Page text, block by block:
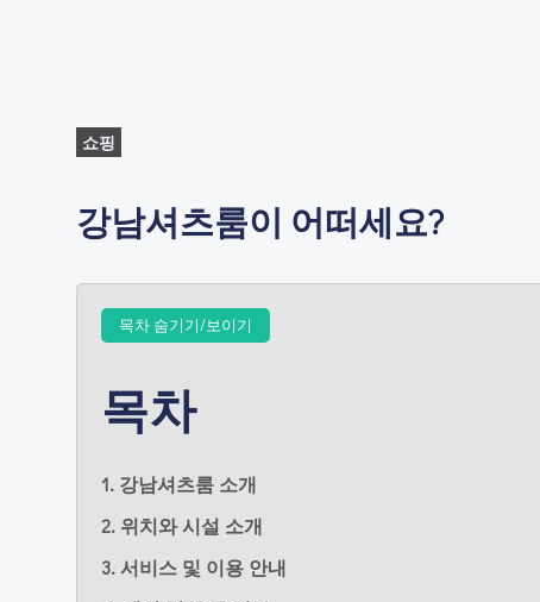
쇼핑
강남셔츠룸이 어떠세요?
목차 숨기기/보이기
목차
1. 강남셔츠룸 소개
2. 위치와 시설 소개
3. 서비스 및 이용 안내